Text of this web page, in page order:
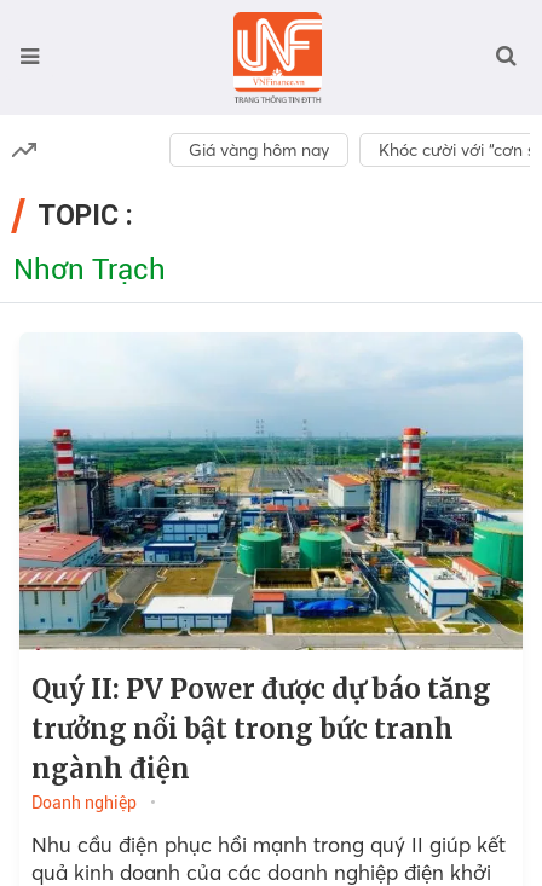
Giá vàng hôm nay Khóc cười với “cơn
TOPIC :
Nhơn Trạch
Quý II: PV Power được dự báo tăng
trưởng nổi bật trong bức tranh
ngành điện
Doanh nghiệp
Nhu cầu điện phục hồi mạnh trong quý II giúp kết
quả kinh doanh của các doanh nghiệp điện khởi